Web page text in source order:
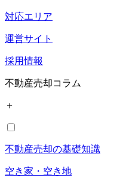
対応エリア
運営サイト
採用情報
不動産売却コラム
＋
不動産売却の基礎知識
空き家・空き地